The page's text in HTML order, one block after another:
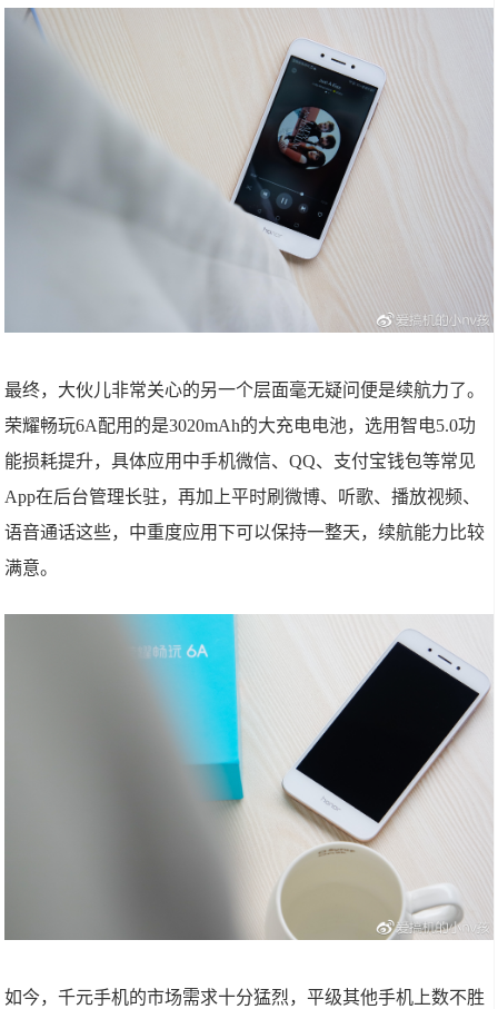
最终，大伙儿非常关心的另一个层面毫无疑问便是续航力了。
荣耀畅玩6A配用的是3020mAh的大充电电池，选用智电5.0功
能损耗提升，具体应用中手机微信、QQ、支付宝钱包等常见
App在后台管理长驻，再加上平时刷微博、听歌、播放视频、
语音通话这些，中重度应用下可以保持一整天，续航能力比较
满意。
如今，千元手机的市场需求十分猛烈，平级其他手机上数不胜